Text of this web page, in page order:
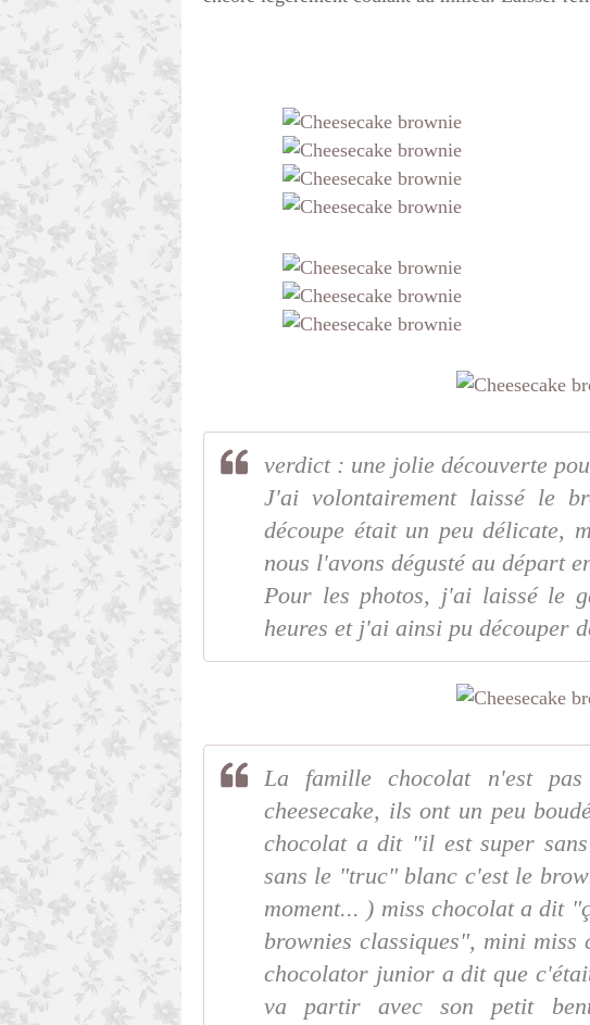
verdict : une jolie découverte
J'ai volontairement laissé le
découpe était un peu délicate,
nous l'avons dégusté au départ
Pour les photos, j'ai laissé le
heures et j'ai ainsi pu découper
La famille chocolat n'est
cheesecake, ils ont un peu
chocolat a dit "il est super
sans le "truc" blanc c'est le
moment... ) miss chocolat a dit
brownies classiques", mini
chocolator junior a dit que
va partir avec son petit